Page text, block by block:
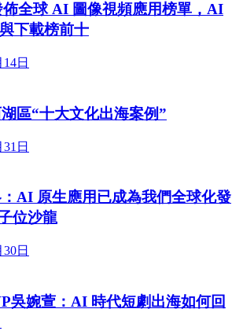
佈全球 AI 圖像視頻應用榜單，AI
下載榜前十
日
區“十大文化出海案例”
日
AI 原生應用已成為我們全球化發
位沙龍
日
吳婉萱：AI 時代短劇出海如何回